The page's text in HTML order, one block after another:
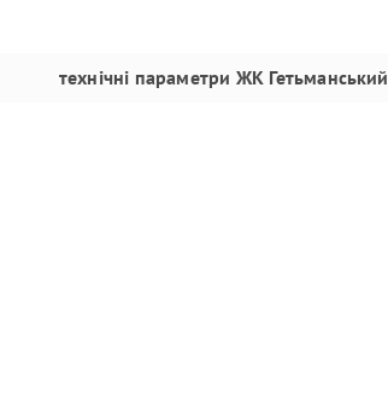
технічні параметри ЖК Гетьманський